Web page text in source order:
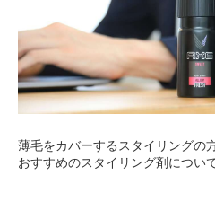
薄毛をカバーするスタイリングの
おすすめのスタイリング剤につい